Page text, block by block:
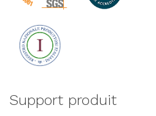
Support produit